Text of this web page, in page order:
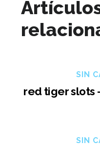
SIN
red tiger slots
SIN